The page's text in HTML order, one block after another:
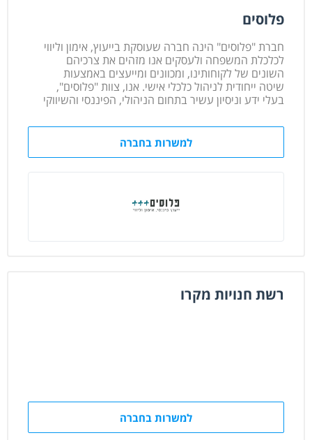
פלוסים
חברת "פלוסים" הינה חברה שעוסקת בייעוץ, אימון וליווי
לכלכלת המשפחה ולעסקים אנו מזהים את צרכיהם
השונים של לקוחותינו, ומכוונים ומייעצים באמצעות
שיטה ייחודית לניהול כלכלי אישי. אנו, צוות "פלוסים",
בעלי ידע וניסיון עשיר בתחום הניהולי, הפיננסי והשיווקי
למשרות בחברה
רשת חנויות מקרו
למשרות בחברה